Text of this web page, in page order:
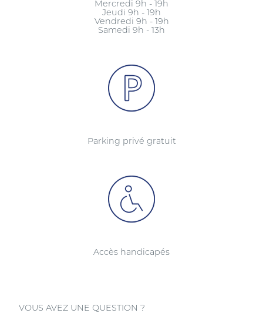
Jeudi 9h - 19h
Vendredi 9h - 19h
Samedi 9h - 13h
Parking privé gratuit
Accès handicapés
VOUS AVEZ UNE QUESTION ?